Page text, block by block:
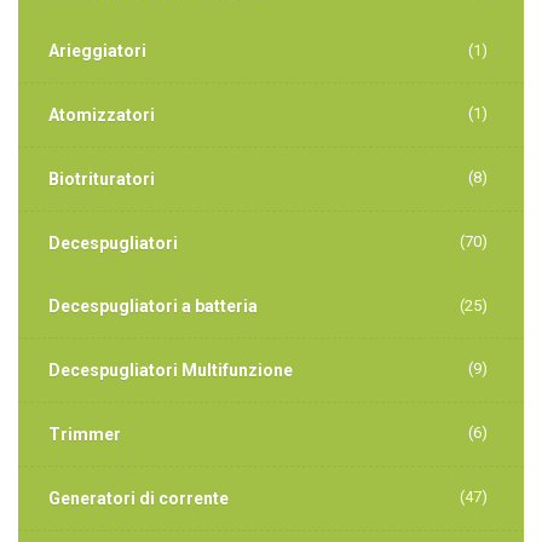
Arieggiatori (1)
Atomizzatori (1)
Biotrituratori (8)
Decespugliatori (70)
Decespugliatori a batteria (25)
Decespugliatori Multifunzione (9)
Trimmer (6)
Generatori di corrente (47)